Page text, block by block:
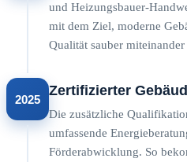
und Heizungsbauer-
mit dem Ziel, moderne
Qualität sauber
2025
Zertifizierter
Die zusätzliche
umfassende
Förderabwicklung. So